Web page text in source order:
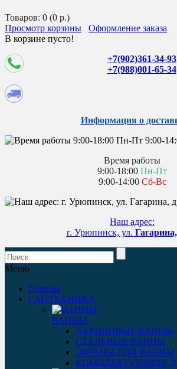
Товаров: 0 (0 р.)
Просмотр корзины
Оформление заказа
В корзине пусто!
+7(902)361-34-93
+7(988)001-65-34
Информация о
Время работы
9:00-18:00 Пн-Пт
9:00-14:00 Сб-Вс
Наш адрес:
г. Урюпинск, ул.
Меню
Главная
САНТЕХНИКА
ВАННЫ
АКРИЛОВЫЕ ВАННЫ
СТАЛЬНЫЕ ВАННЫ
ЭКРАНЫ ДЛЯ ВАННЫ
КОМПЛЕКТУЮЩИЕ